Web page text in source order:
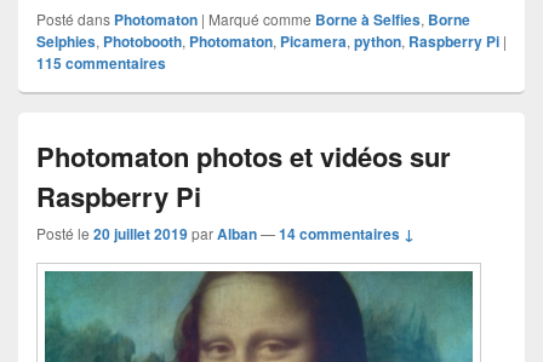
Posté dans Photomaton | Marqué comme Borne à Selfies, Borne
Selphies, Photobooth, Photomaton, Picamera, python, Raspberry Pi |
115commentaires
Photomaton photos et vidéos sur
Raspberry Pi
Posté le 20 juillet 2019parAlban—14 commentaires ↓